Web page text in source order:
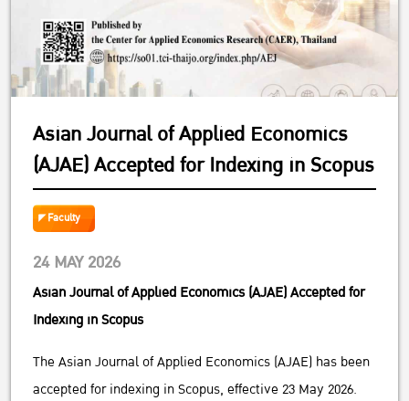
Asian Journal of Applied Economics
(AJAE) Accepted for Indexing in Scopus
Faculty
24 MAY 2026
Asian Journal of Applied Economics (AJAE) Accepted for
Indexing in Scopus
The Asian Journal of Applied Economics (AJAE) has been
accepted for indexing in Scopus, effective 23 May 2026.